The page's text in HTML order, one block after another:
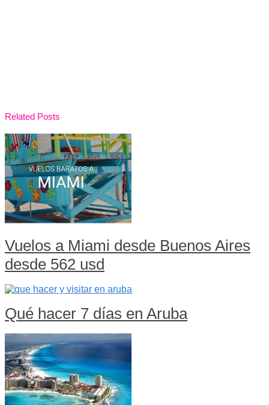
Related Posts
Vuelos a Miami desde Buenos Aires
desde 562 usd
Qué hacer 7 días en Aruba